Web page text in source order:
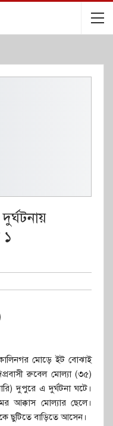
১
মোড়ে ইট বোঝাই
রুবেল মোল্যা (৩৫)
দুপুরে এ দুর্ঘটনা ঘটে।
আক্কাস মোল্যার ছেলে।
ছুটিতে বাড়িতে আসেন।